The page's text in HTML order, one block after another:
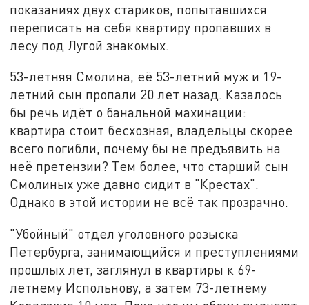
показаниях двух стариков, попытавшихся
переписать на себя квартиру пропавших в
лесу под Лугой знакомых.
53-летняя Смолина, её 53-летний муж и 19-
летний сын пропали 20 лет назад. Казалось
бы речь идёт о банальной махинации:
квартира стоит бесхозная, владельцы скорее
всего погибли, почему бы не предъявить на
неё претензии? Тем более, что старший сын
Смолиных уже давно сидит в "Крестах".
Однако в этой истории не всё так прозрачно.
"Убойный" отдел уголовного розыска
Петербурга, занимающийся и преступлениями
прошлых лет, заглянул в квартиры к 69-
летнему Испольнову, а затем 73-летнему